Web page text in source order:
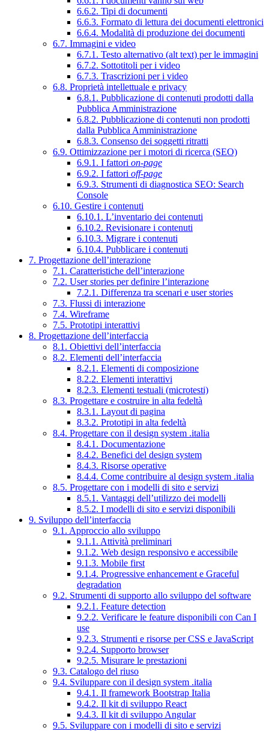
6.6.2. Tipi di documenti
6.6.3. Formato di lettura dei documenti elettronici
6.6.4. Modalità di produzione dei documenti
6.7. Immagini e video
6.7.1. Testo alternativo (alt text) per le immagini
6.7.2. Sottotitoli per i video
6.7.3. Trascrizioni per i video
6.8. Proprietà intellettuale e privacy
6.8.1. Pubblicazione di contenuti prodotti dalla
Pubblica Amministrazione
6.8.2. Pubblicazione di contenuti non prodotti
dalla Pubblica Amministrazione
6.8.3. Consenso dei soggetti ritratti
6.9. Ottimizzazione per i motori di ricerca (SEO)
6.9.1. I fattori on-page
6.9.2. I fattori off-page
6.9.3. Strumenti di diagnostica SEO: Search
Console
6.10. Gestire i contenuti
6.10.1. L’inventario dei contenuti
6.10.2. Revisionare i contenuti
6.10.3. Migrare i contenuti
6.10.4. Pubblicare i contenuti
7. Progettazione dell’interazione
7.1. Caratteristiche dell’interazione
7.2. User stories per definire l’interazione
7.2.1. Differenza tra scenari e user stories
7.3. Flussi di interazione
7.4. Wireframe
7.5. Prototipi interattivi
8. Progettazione dell’interfaccia
8.1. Obiettivi dell’interfaccia
8.2. Elementi dell’interfaccia
8.2.1. Elementi di composizione
8.2.2. Elementi interattivi
8.2.3. Elementi testuali (microtesti)
8.3. Progettare e costruire in alta fedeltà
8.3.1. Layout di pagina
8.3.2. Prototipi in alta fedeltà
8.4. Progettare con il design system .italia
8.4.1. Documentazione
8.4.2. Benefici del design system
8.4.3. Risorse operative
8.4.4. Come contribuire al design system .italia
8.5. Progettare con i modelli di sito e servizi
8.5.1. Vantaggi dell’utilizzo dei modelli
8.5.2. I modelli di sito e servizi disponibili
9. Sviluppo dell’interfaccia
9.1. Approccio allo sviluppo
9.1.1. Attività preliminari
9.1.2. Web design responsivo e accessibile
9.1.3. Mobile first
9.1.4. Progressive enhancement e Graceful
degradation
9.2. Strumenti di supporto allo sviluppo del software
9.2.1. Feature detection
9.2.2. Verificare le feature disponibili con Can I
use
9.2.3. Strumenti e risorse per CSS e JavaScript
9.2.4. Supporto browser
9.2.5. Misurare le prestazioni
9.3. Catalogo del riuso
9.4. Sviluppare con il design system .italia
9.4.1. Il framework Bootstrap Italia
9.4.2. Il kit di sviluppo React
9.4.3. Il kit di sviluppo Angular
9.5. Sviluppare con i modelli di sito e servizi